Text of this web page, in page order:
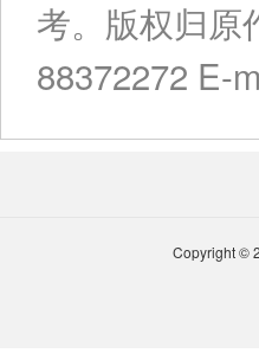
考。版权归原
88372272 E-
Copyright ©